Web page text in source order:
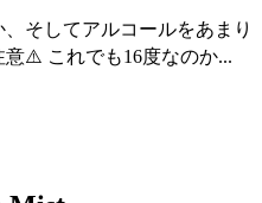
そしてアルコールをあまり
⚠️ これでも16度なのか...